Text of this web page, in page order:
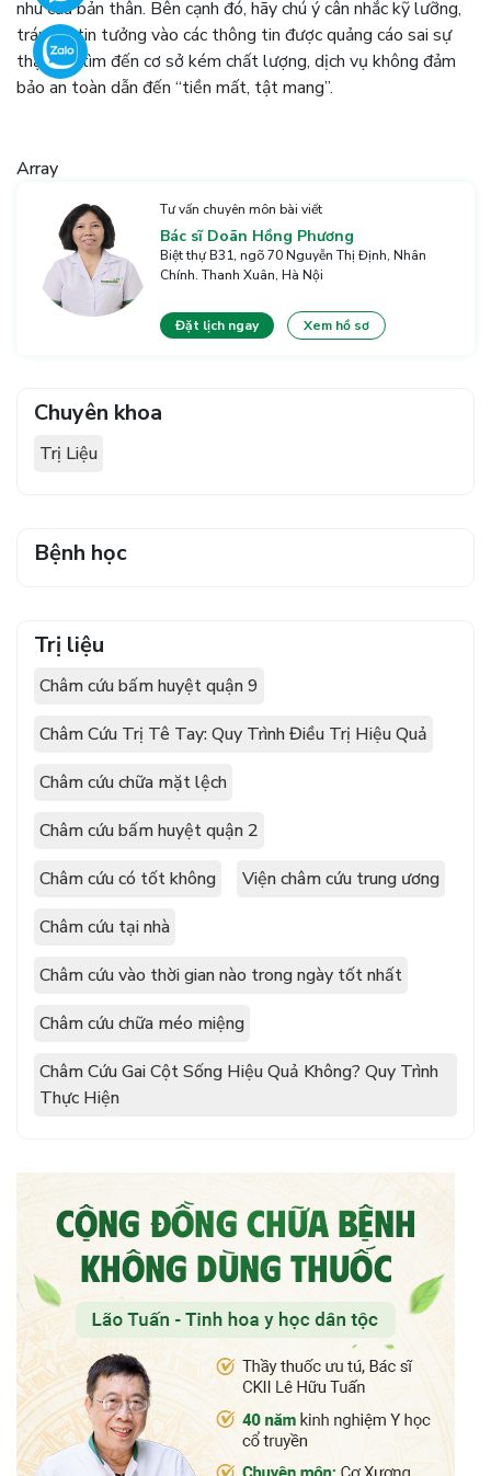
nhu cầu bản thân. Bên cạnh đó, hãy chú ý cân nhắc kỹ lưỡng,
tránh vì tin tưởng vào các thông tin được quảng cáo sai sự
thật mà tìm đến cơ sở kém chất lượng, dịch vụ không đảm
bảo an toàn dẫn đến “tiền mất, tật mang”.
Array
Tư vấn chuyên môn bài viết
Bác sĩ Doãn Hồng Phương
Biệt thự B31, ngõ 70 Nguyễn Thị Định, Nhân
Chính. Thanh Xuân, Hà Nội
Đặt lịch ngay Xem hồ sơ
Chuyên khoa
Trị Liệu
Bệnh học
Trị liệu
Châm cứu bấm huyệt quận 9
Châm Cứu Trị Tê Tay: Quy Trình Điều Trị Hiệu Quả
Châm cứu chữa mặt lệch
Châm cứu bấm huyệt quận 2
Châm cứu có tốt không
Viện châm cứu trung ương
Châm cứu tại nhà
Châm cứu vào thời gian nào trong ngày tốt nhất
Châm cứu chữa méo miệng
Châm Cứu Gai Cột Sống Hiệu Quả Không? Quy Trình
Thực Hiện